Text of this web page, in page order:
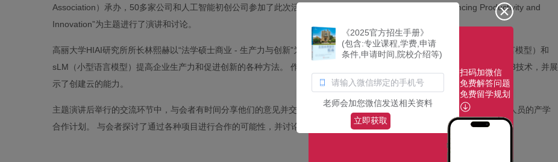
Association）承办，50多家公司和人工智能初创公司参加了此次活动，并以“LLM / sLM for Business： Enhancing Productivity and
Innovation”为主题进行了演讲和讨论。
高丽大学HIAI研究所所长林熙赫以“法学硕士商业 - 生产力与创新”为主题发表了主题演讲。 林博士提出了利用LLM（大型语言模型）和
sLM（小型语言模型）提高企业生产力和促进创新的各种方法。 作为sLM的一个例子，介绍了高丽大学 HIAI研究所开发的云3技术，并展
示了创建云的能力。
主题演讲后举行的交流环节中，与会者有时间分享他们的意见并交流见解。 高丽大学教授Byung-Ho Choi介绍了与HIAI研究人员的产学
合作计划。 与会者探讨了通过各种项目进行合作的可能性，并讨论了将人工智能技术融入业务的方法。
《2025官方招生手册》
(包含:专业课程,学费,申请
条件,申请时间,院校介绍等)
老师会加您微信发送相关资料
立即获取
扫码加微信
免费解答问题
免费留学规划